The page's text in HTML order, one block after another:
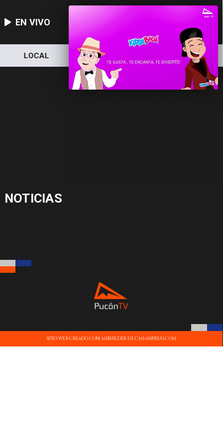
EN VIVO
LOCAL NACIONAL DEPORTES
NOTICIAS
SITIO WEB CREADO CON MSBUILDER DE CMS-MSPRESS.COM